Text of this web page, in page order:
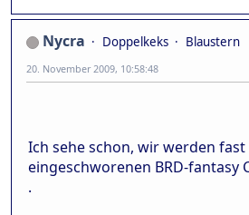
Nycra Doppelkeks
Blaustern
20. November 2009, 10:58:48
Ich sehe schon, wir werden
eingeschworenen BRD-fantasy
.